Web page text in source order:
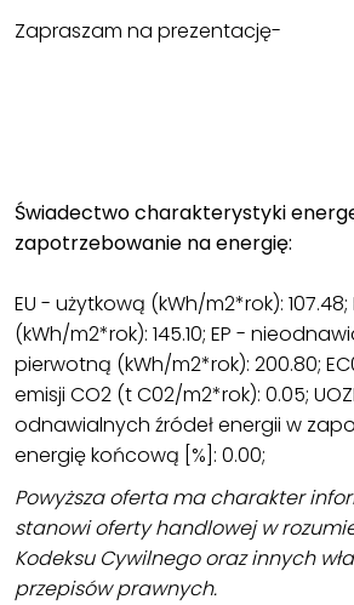
Zapraszam na prezentację-
Świadectwo charakterystyki
zapotrzebowanie na energię:
EU - użytkową (kWh/m2*rok):
(kWh/m2*rok): 145.10; EP -
pierwotną (kWh/m2*rok): 200.80;
emisji CO2 (t C02/m2*rok): 0.05;
odnawialnych źródeł energii w
energię końcową [%]: 0.00;
Powyższa oferta ma charakter
stanowi oferty handlowej w
Kodeksu Cywilnego oraz innych
przepisów prawnych.